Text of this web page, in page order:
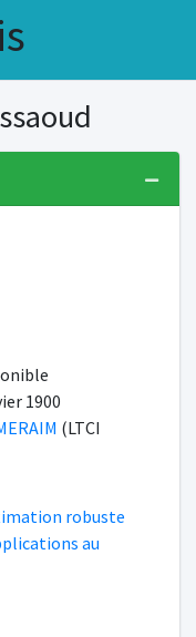
1900
(LTCI
robuste
au